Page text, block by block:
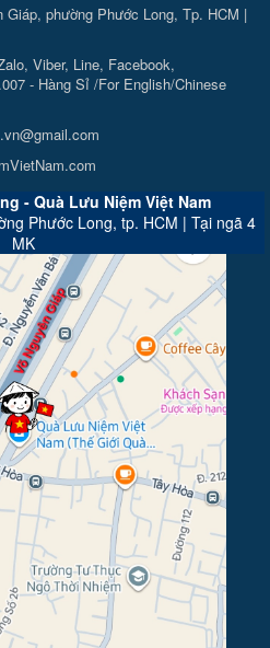
Giáp, phường Phước Long, Tp. HCM |
Viber, Line, Facebook,
- Hàng Sỉ /For English/Chinese
- Quà Lưu Niệm Việt Nam
Phước Long, tp. HCM | Tại ngã 4
MK